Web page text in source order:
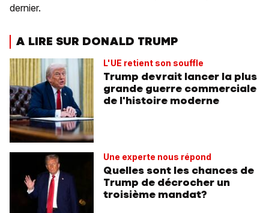
dernier.
A LIRE SUR DONALD TRUMP
L'UE retient son souffle
Trump devrait lancer la plus
grande guerre commerciale
de l'histoire moderne
Une experte nous répond
Quelles sont les chances de
Trump de décrocher un
troisième mandat?